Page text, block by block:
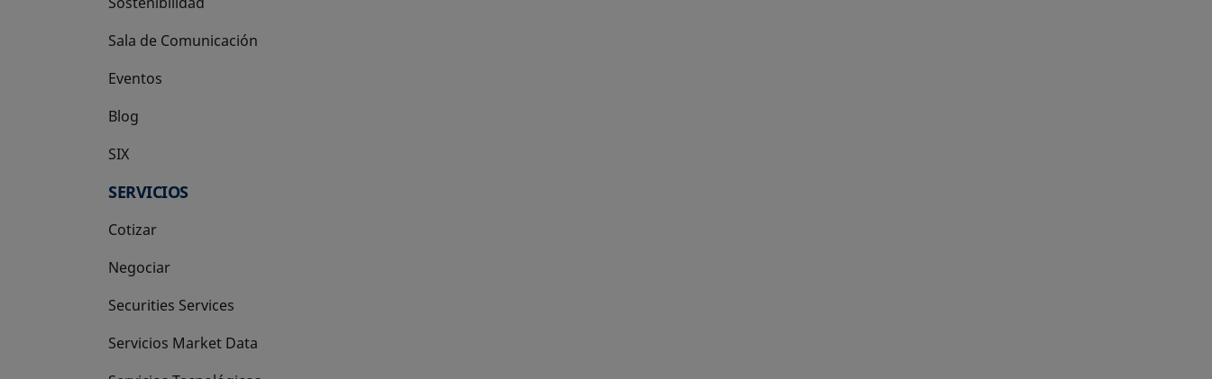
Sala de Comunicación
Eventos
Blog
SIX
se abre en una pestaña nueva
SERVICIOS
Cotizar
Negociar
Securities Services
Servicios Market Data